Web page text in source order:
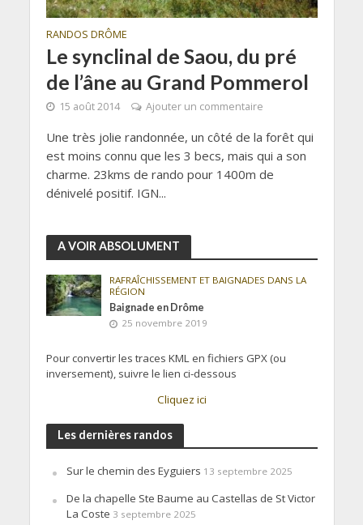
RANDOS DRÔME
Le synclinal de Saou, du pré
de l’âne au Grand Pommerol
15 août 2014 Ajouter un commentaire
Une très jolie randonnée, un côté de la forêt qui
est moins connu que les 3 becs, mais qui a son
charme. 23kms de rando pour 1400m de
dénivelé positif. IGN...
A VOIR ABSOLUMENT
RAFRAÎCHISSEMENT ET BAIGNADES DANS LA
RÉGION
Baignade en Drôme
25 novembre 2019
Pour convertir les traces KML en fichiers GPX (ou
inversement), suivre le lien ci-dessous
Cliquez ici
Les dernières randos
Sur le chemin des Eyguiers 13 septembre 2025
De la chapelle Ste Baume au Castellas de St Victor
La Coste 3 septembre 2025